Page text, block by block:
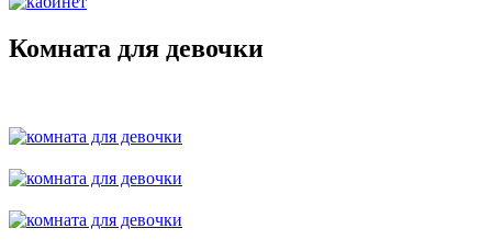
Комната для девочки